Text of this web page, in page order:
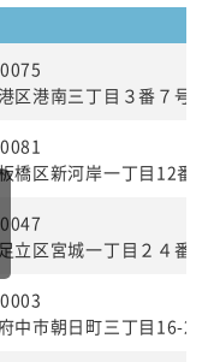
区港南三丁目３番７号
橋区新河岸一丁目12番
立区宮城一丁目２４番
中市朝日町三丁目16-22